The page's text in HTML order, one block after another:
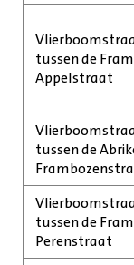
tussen de
Appelstraat
tussen de
tussen de
Perenstraat